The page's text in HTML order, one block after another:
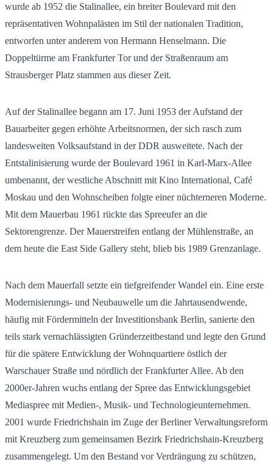
wurde ab 1952 die Stalinallee, ein breiter Boulevard mit den
repräsentativen Wohnpalästen im Stil der nationalen Tradition,
entworfen unter anderem von Hermann Henselmann. Die
Doppeltürme am Frankfurter Tor und der Straßenraum am
Strausberger Platz stammen aus dieser Zeit.
Auf der Stalinallee begann am 17. Juni 1953 der Aufstand der
Bauarbeiter gegen erhöhte Arbeitsnormen, der sich rasch zum
landesweiten Volksaufstand in der DDR ausweitete. Nach der
Entstalinisierung wurde der Boulevard 1961 in Karl-Marx-Allee
umbenannt, der westliche Abschnitt mit Kino International, Café
Moskau und den Wohnscheiben folgte einer nüchterneren Moderne.
Mit dem Mauerbau 1961 rückte das Spreeufer an die
Sektorengrenze. Der Mauerstreifen entlang der Mühlenstraße, an
dem heute die East Side Gallery steht, blieb bis 1989 Grenzanlage.
Nach dem Mauerfall setzte ein tiefgreifender Wandel ein. Eine erste
Modernisierungs- und Neubauwelle um die Jahrtausendwende,
häufig mit Fördermitteln der Investitionsbank Berlin, sanierte den
teils stark vernachlässigten Gründerzeitbestand und legte den Grund
für die spätere Entwicklung der Wohnquartiere östlich der
Warschauer Straße und nördlich der Frankfurter Allee. Ab den
2000er-Jahren wuchs entlang der Spree das Entwicklungsgebiet
Mediaspree mit Medien-, Musik- und Technologieunternehmen.
2001 wurde Friedrichshain im Zuge der Berliner Verwaltungsreform
mit Kreuzberg zum gemeinsamen Bezirk Friedrichshain-Kreuzberg
zusammengelegt. Um den Bestand vor Verdrängung zu schützen,